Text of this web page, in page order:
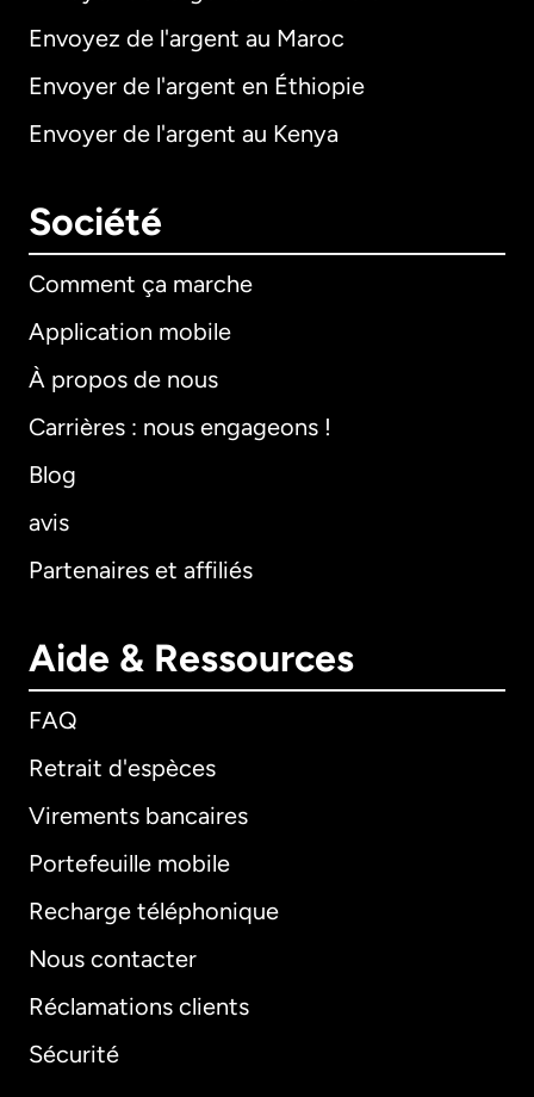
Envoyez de l'argent au Maroc
Envoyer de l'argent en Éthiopie
Envoyer de l'argent au Kenya
Société
Comment ça marche
Application mobile
À propos de nous
Carrières : nous engageons !
Blog
avis
Partenaires et affiliés
Aide & Ressources
FAQ
Retrait d'espèces
Virements bancaires
Portefeuille mobile
Recharge téléphonique
Nous contacter
Réclamations clients
Sécurité